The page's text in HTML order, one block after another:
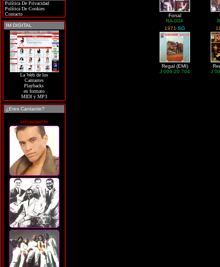
Política De Privacidad
Política De Cookies
Contacto
IM DIGITAL
La Web de los
Cantantes
Playbacks
en formato
MIDI y MP3
¿Eres Cantante?
soycantante.es
Fonal
RA-004
1971 SG
Regal (EMI)
J 006-20.704
J